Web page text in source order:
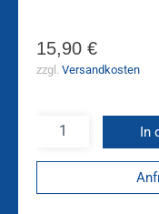
15,90 €
zzgl. Versandkosten
In